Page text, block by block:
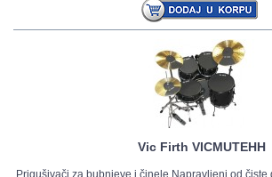
Vic Firth VICMUTEHH
Prigušivači za bubnjeve i činele Napravljeni od čiste